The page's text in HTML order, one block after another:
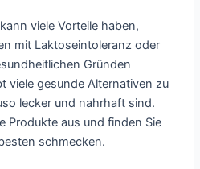
viele Vorteile haben,
mit Laktoseintoleranz oder
Gründen
viele gesunde Alternativen zu
lecker und nahrhaft sind.
Produkte aus und finden Sie
schmecken.